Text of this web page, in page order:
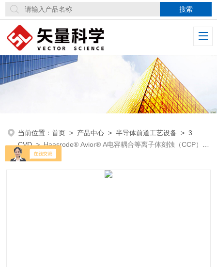
当前位置：首页 > 产品中心 >半导体前道工艺设备 >3
CVD>Haasrode® Avior® A电容耦合等离子体刻蚀（CCP）设
备